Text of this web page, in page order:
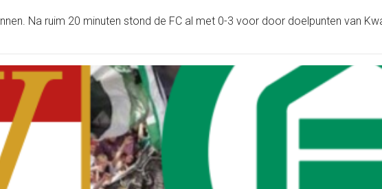
Na ruim 20 minuten stond de FC al met 0-3 voor door doelpunten van